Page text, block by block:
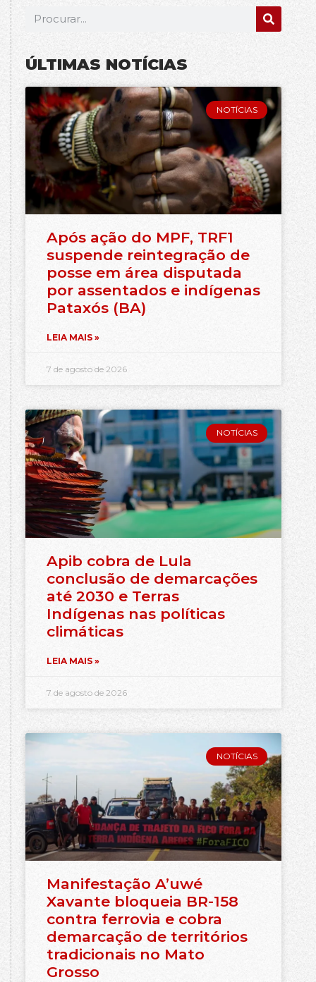
ÚLTIMAS NOTÍCIAS
NOTÍCIAS
Após ação do MPF, TRF1
suspende reintegração de
posse em área disputada
por assentados e indígenas
Pataxós (BA)
LEIA MAIS »
7 de agosto de 2026
NOTÍCIAS
Apib cobra de Lula
conclusão de demarcações
até 2030 e Terras
Indígenas nas políticas
climáticas
LEIA MAIS »
7 de agosto de 2026
NOTÍCIAS
Manifestação A’uwé
Xavante bloqueia BR-158
contra ferrovia e cobra
demarcação de territórios
tradicionais no Mato
Grosso